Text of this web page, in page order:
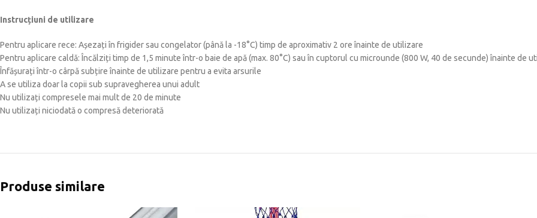
Instrucțiuni de utilizare
Pentru aplicare rece: Așezați în frigider sau congelator (până la -18°C) timp de aproximativ 2 ore înainte de utilizare
Pentru aplicare caldă: Încălziți timp de 1,5 minute într-o baie de apă (max. 80°C) sau în cuptorul cu microunde (800 W, 40 de secunde) înainte de
Înfășurați într-o cârpă subțire înainte de utilizare pentru a evita arsurile
A se utiliza doar la copii sub supravegherea unui adult
Nu utilizați compresele mai mult de 20 de minute
Nu utilizați niciodată o compresă deteriorată
Produse similare